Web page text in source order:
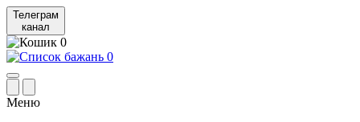
Телеграм
канал
0
0
Меню